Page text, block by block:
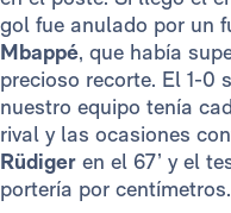
gol fue anulado por un
Mbappé, que había
precioso recorte. El 1-0
nuestro equipo tenía
rival y las ocasiones
Rüdiger en el 67’ y el
portería por centímetros.